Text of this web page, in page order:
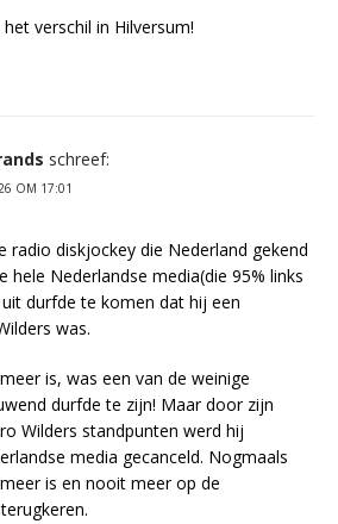
verschil in Hilversum!
schreef:
OM 17:01
radio diskjockey die Nederland gekend
hele Nederlandse media(die 95% links
durfde te komen dat hij een
was.
is, was een van de weinige
durfde te zijn! Maar door zijn
Wilders standpunten werd hij
media gecanceld. Nogmaals
is en nooit meer op de